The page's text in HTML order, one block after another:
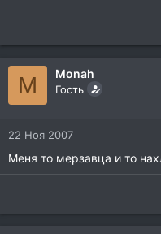
M Monah
Гость
22 Ноя 2007
Меня то мерзавца и то